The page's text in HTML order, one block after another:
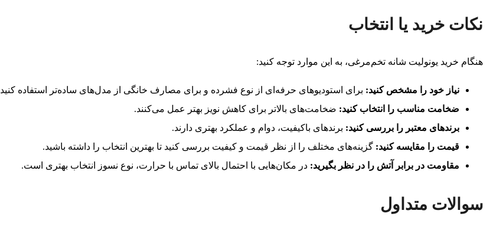
نکات خرید یا انتخاب
هنگام خرید یونولیت شانه تخم‌مرغی، به این موارد توجه کنید:
نیاز خود را مشخص کنید: برای استودیوهای حرفه‌ای از نوع فشرده و برای مصارف خانگی از مدل‌های ساده‌تر استفاده
ضخامت مناسب را انتخاب کنید: ضخامت‌های بالاتر برای کاهش نویز بهتر عمل می‌کنند.
برندهای معتبر را بررسی کنید: برندهای باکیفیت، دوام و عملکرد بهتری دارند.
قیمت را مقایسه کنید: گزینه‌های مختلف را از نظر قیمت و کیفیت بررسی کنید تا بهترین انتخاب را داشته باشید.
مقاومت در برابر آتش را در نظر بگیرید: در مکان‌هایی با احتمال بالای تماس با حرارت، نوع نسوز انتخاب بهتری است.
سوالات متداول